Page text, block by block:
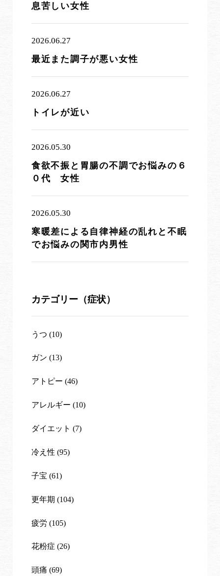
息苦しい女性
2026.06.27
最近また調子が悪い女性
2026.06.27
トイレが近い
2026.05.30
食欲不振と胃腸の不調でお悩みの６
０代 女性
2026.05.30
寒暖差による自律神経の乱れと不眠
でお悩みの関市内男性
カテゴリー（症状）
うつ (10)
ガン (13)
アトピー (46)
アレルギー (10)
ダイエット (7)
冷え性 (95)
子宝 (61)
更年期 (104)
疲労 (105)
花粉症 (26)
頭痛 (69)